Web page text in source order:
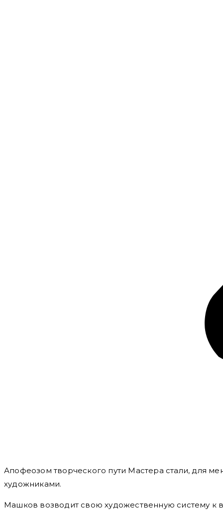
Апофеозом творческого пути Мастера стали, для
художниками.
Машков возводит свою художественную систему к